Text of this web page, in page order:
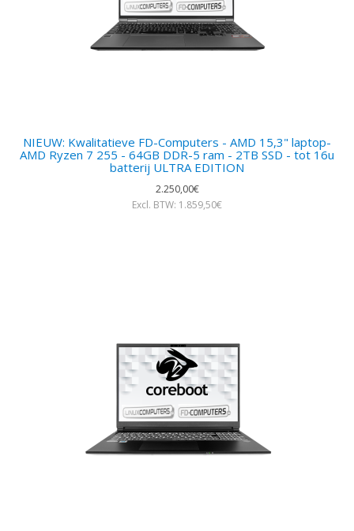
NIEUW: Kwalitatieve FD-Computers - AMD 15,3" laptop-
AMD Ryzen 7 255 - 64GB DDR-5 ram - 2TB SSD - tot 16u
batterij ULTRA EDITION
2.250,00€
Excl. BTW: 1.859,50€